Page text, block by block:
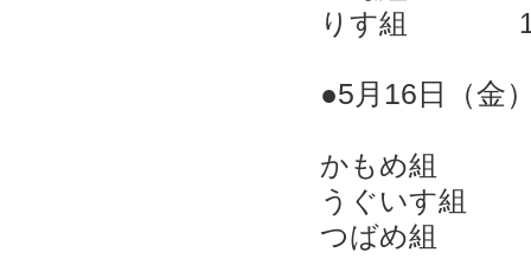
りす組
●5月16 日（金
かもめ組
うぐいす組
つばめ組